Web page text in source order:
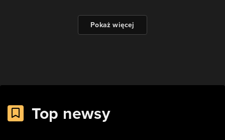
Pokaż więcej
Top newsy